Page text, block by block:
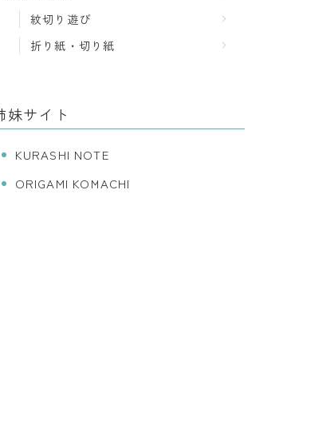
紋切り遊び
折り紙・切り紙
妹サイト
KURASHI NOTE
ORIGAMI KOMACHI